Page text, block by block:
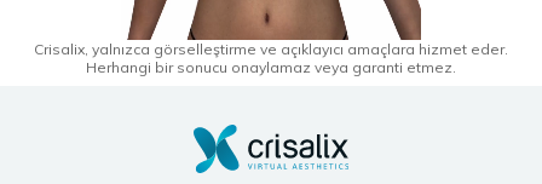
Crisalix, yalnızca görselleştirme ve açıklayıcı amaçlara hizmet eder.
Herhangi bir sonucu onaylamaz veya garanti etmez.